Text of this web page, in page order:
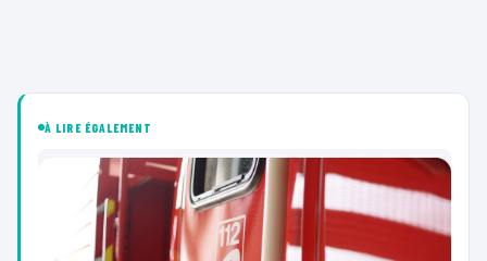
À LIRE ÉGALEMENT